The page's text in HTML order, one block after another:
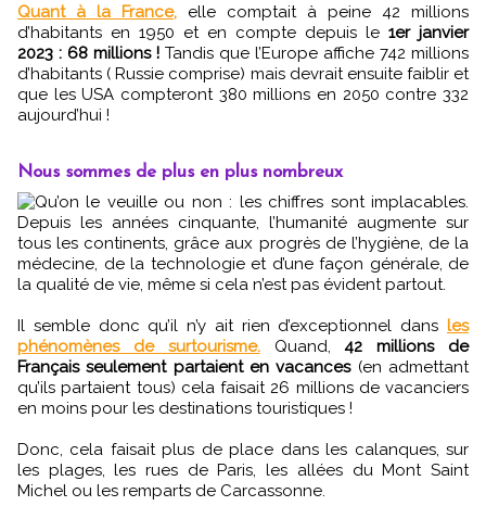
Quant à la France, elle comptait à peine 42 millions
d’habitants en 1950 et en compte depuis le 1er janvier
2023 : 68 millions ! Tandis que l’Europe affiche 742 millions
d’habitants ( Russie comprise) mais devrait ensuite faiblir et
que les USA compteront 380 millions en 2050 contre 332
aujourd’hui !
Nous sommes de plus en plus nombreux
Qu’on le veuille ou non : les chiffres sont implacables.
Depuis les années cinquante, l’humanité augmente sur
tous les continents, grâce aux progrès de l’hygiène, de la
médecine, de la technologie et d’une façon générale, de
la qualité de vie, même si cela n’est pas évident partout.
Il semble donc qu’il n’y ait rien d’exceptionnel dans les
phénomènes de surtourisme.Quand,42 millions de
Français seulement partaient en vacances(en admettant
qu’ils partaient tous) cela faisait 26 millions de vacanciers
en moins pour les destinations touristiques !
Donc, cela faisait plus de place dans les calanques, sur
les plages, les rues de Paris, les allées du Mont Saint
Michel ou les remparts de Carcassonne.